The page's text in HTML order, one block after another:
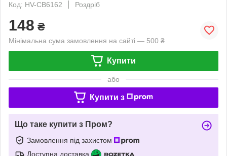
Код: HV-CB6162
Роздріб
148 ₴
Мінімальна сума замовлення на сайті — 500 ₴
Купити
або
Купити з
Що таке купити з Пром?
Замовлення під захистом
Доступна доставка